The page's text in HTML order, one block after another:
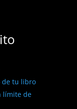
de tu libro
límite de